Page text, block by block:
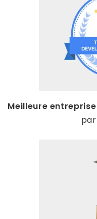
Meilleure